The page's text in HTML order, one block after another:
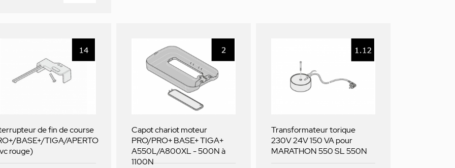
de fin de course
BASE+/TIGA/APERTO
rouge)
Capot chariot moteur
PRO/PRO+ BASE+ TIGA+
A550L/A800XL - 500N à
1100N
Transformateur torique
230V 24V 150 VA pour
MARATHON 550 SL 550N